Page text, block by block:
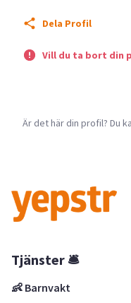
Dela Profil
Vill du ta bort din
Är det här din profil? Du
Tjänster 🛎
👶 Barnvakt